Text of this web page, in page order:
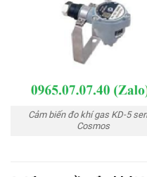
Cảm biến đo khí gas KD-5
Cosmos